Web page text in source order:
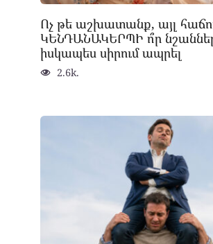
Ոչ թե աշխատանք, այլ
ԿԵՆԴԱՆԱԿԵՐՊԻ ո՞ր
իսկապես սիրում ապրել
2.6k.